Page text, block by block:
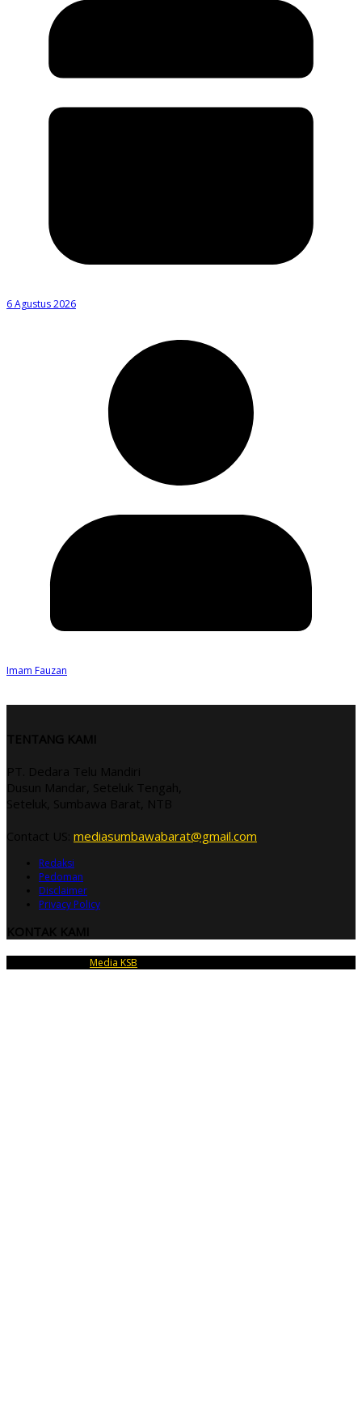
6 Agustus 2026
Imam Fauzan
TENTANG KAMI
PT. Dedara Telu Mandiri
Dusun Mandar, Seteluk Tengah,
Seteluk, Sumbawa Barat, NTB
Contact US: mediasumbawabarat@gmail.com
Redaksi
Pedoman
Disclaimer
Privacy Policy
KONTAK KAMI
Media KSB